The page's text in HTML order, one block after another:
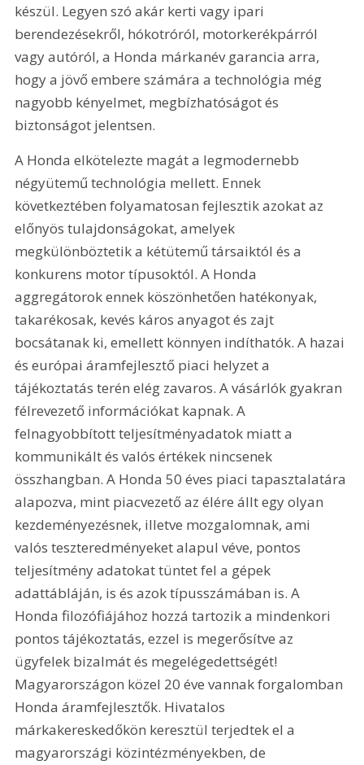
készül. Legyen szó akár kerti vagy ipari
berendezésekről, hókotróról, motorkerékpárról
vagy autóról, a Honda márkanév garancia arra,
hogy a jövő embere számára a technológia még
nagyobb kényelmet, megbízhatóságot és
biztonságot jelentsen.
A Honda elkötelezte magát a legmodernebb
négyütemű technológia mellett. Ennek
következtében folyamatosan fejlesztik azokat az
előnyös tulajdonságokat, amelyek
megkülönböztetik a kétütemű társaiktól és a
konkurens motor típusoktól. A Honda
aggregátorok ennek köszönhetően hatékonyak,
takarékosak, kevés káros anyagot és zajt
bocsátanak ki, emellett könnyen indíthatók. A hazai
és európai áramfejlesztő piaci helyzet a
tájékoztatás terén elég zavaros. A vásárlók gyakran
félrevezető információkat kapnak. A
felnagyobbított teljesítményadatok miatt a
kommunikált és valós értékek nincsenek
összhangban. A Honda 50 éves piaci tapasztalatára
alapozva, mint piacvezető az élére állt egy olyan
kezdeményezésnek, illetve mozgalomnak, ami
valós teszteredményeket alapul véve, pontos
teljesítmény adatokat tüntet fel a gépek
adattábláján, is és azok típusszámában is. A
Honda filozófiájához hozzá tartozik a mindenkori
pontos tájékoztatás, ezzel is megerősítve az
ügyfelek bizalmát és megelégedettségét!
Magyarországon közel 20 éve vannak forgalomban
Honda áramfejlesztők. Hivatalos
márkakereskedőkön keresztül terjedtek el a
magyarországi közintézményekben, de